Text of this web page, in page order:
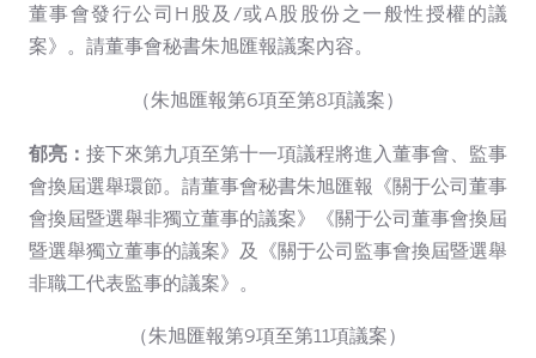
董事會發行公司H股及/或A股股份之一般性授權的議
案》。請董事會秘書朱旭匯報議案內容。
（朱旭匯報第6項至第8項議案）
郁亮： 接下來第九項至第十一項議程將進入董事會、監事
會換屆選舉環節。請董事會秘書朱旭匯報《關于公司董事
會換屆暨選舉非獨立董事的議案》《關于公司董事會換屆
暨選舉獨立董事的議案》及《關于公司監事會換屆暨選舉
非職工代表監事的議案》。
（朱旭匯報第9項至第11項議案）